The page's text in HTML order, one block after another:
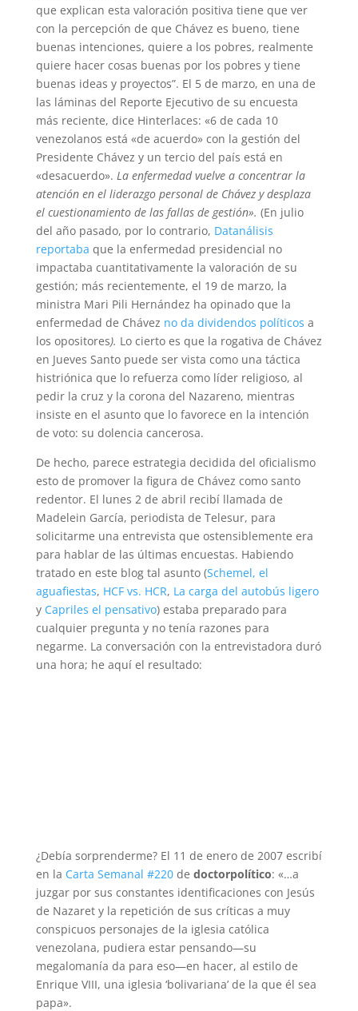
que explican esta valoración positiva tiene que ver
con la percepción de que Chávez es bueno, tiene
buenas intenciones, quiere a los pobres, realmente
quiere hacer cosas buenas por los pobres y tiene
buenas ideas y proyectos”. El 5 de marzo, en una de
las láminas del Reporte Ejecutivo de su encuesta
más reciente, dice Hinterlaces: «6 de cada 10
venezolanos está «de acuerdo» con la gestión del
Presidente Chávez y un tercio del país está en
«desacuerdo». La enfermedad vuelve a concentrar la
atención en el liderazgo personal de Chávez y desplaza
el cuestionamiento de las fallas de gestión». (En julio
del año pasado, por lo contrario, Datanálisis
reportaba que la enfermedad presidencial no
impactaba cuantitativamente la valoración de su
gestión; más recientemente, el 19 de marzo, la
ministra Mari Pili Hernández ha opinado que la
enfermedad de Chávez no da dividendos políticos a
los opositores). Lo cierto es que la rogativa de Chávez
en Jueves Santo puede ser vista como una táctica
histriónica que lo refuerza como líder religioso, al
pedir la cruz y la corona del Nazareno, mientras
insiste en el asunto que lo favorece en la intención
de voto: su dolencia cancerosa.
De hecho, parece estrategia decidida del oficialismo
esto de promover la figura de Chávez como santo
redentor. El lunes 2 de abril recibí llamada de
Madelein García, periodista de Telesur, para
solicitarme una entrevista que ostensiblemente era
para hablar de las últimas encuestas. Habiendo
tratado en este blog tal asunto (Schemel, el
aguafiestas, HCF vs. HCR, La carga del autobús ligero
y Capriles el pensativo) estaba preparado para
cualquier pregunta y no tenía razones para
negarme. La conversación con la entrevistadora duró
una hora; he aquí el resultado:
¿Debía sorprenderme? El 11 de enero de 2007 escribí
en la Carta Semanal #220de doctorpolítico: «…a
juzgar por sus constantes identificaciones con Jesús
de Nazaret y la repetición de sus críticas a muy
conspicuos personajes de la iglesia católica
venezolana, pudiera estar pensando—su
megalomanía da para eso—en hacer, al estilo de
Enrique VIII, una iglesia ‘bolivariana’ de la que él sea
papa».